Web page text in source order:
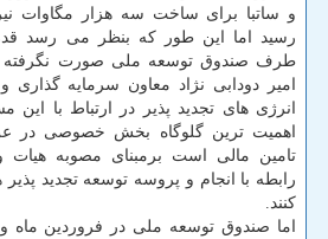
و ساتبا برای ساخت سه هزار مگاوات
رسید اما این طور که بنظر می رسد
طرف صندوق توسعه ملی صورت
امیر دودابی نژاد معاون سرمایه گذاری
انرژی های تجدید پذیر در ارتباط با این
اهمیت ترین گلوگاه بخش خصوصی در
تامین مالی است برمبنای مصوبه هیات
رابطه با انجام و پروسه توسعه تجدید
کنند.